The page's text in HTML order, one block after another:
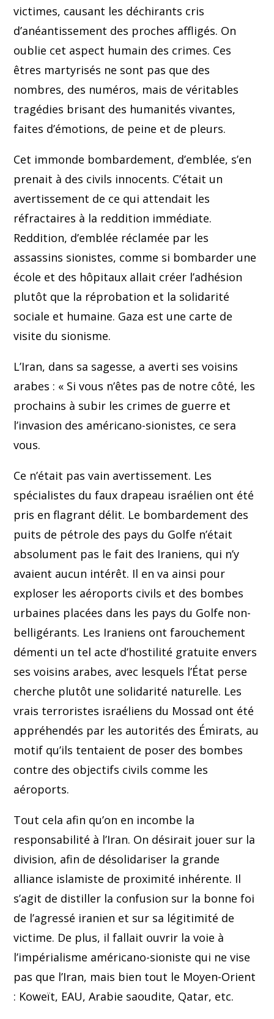
victimes, causant les déchirants cris
d’anéantissement des proches affligés. On
oublie cet aspect humain des crimes. Ces
êtres martyrisés ne sont pas que des
nombres, des numéros, mais de véritables
tragédies brisant des humanités vivantes,
faites d’émotions, de peine et de pleurs.
Cet immonde bombardement, d’emblée, s’en
prenait à des civils innocents. C’était un
avertissement de ce qui attendait les
réfractaires à la reddition immédiate.
Reddition, d’emblée réclamée par les
assassins sionistes, comme si bombarder une
école et des hôpitaux allait créer l’adhésion
plutôt que la réprobation et la solidarité
sociale et humaine. Gaza est une carte de
visite du sionisme.
L’Iran, dans sa sagesse, a averti ses voisins
arabes : « Si vous n’êtes pas de notre côté, les
prochains à subir les crimes de guerre et
l’invasion des américano-sionistes, ce sera
vous.
Ce n’était pas vain avertissement. Les
spécialistes du faux drapeau israélien ont été
pris en flagrant délit. Le bombardement des
puits de pétrole des pays du Golfe n’était
absolument pas le fait des Iraniens, qui n’y
avaient aucun intérêt. Il en va ainsi pour
exploser les aéroports civils et des bombes
urbaines placées dans les pays du Golfe non-
belligérants. Les Iraniens ont farouchement
démenti un tel acte d’hostilité gratuite envers
ses voisins arabes, avec lesquels l’État perse
cherche plutôt une solidarité naturelle. Les
vrais terroristes israéliens du Mossad ont été
appréhendés par les autorités des Émirats, au
motif qu’ils tentaient de poser des bombes
contre des objectifs civils comme les
aéroports.
Tout cela afin qu’on en incombe la
responsabilité à l’Iran. On désirait jouer sur la
division, afin de désolidariser la grande
alliance islamiste de proximité inhérente. Il
s’agit de distiller la confusion sur la bonne foi
de l’agressé iranien et sur sa légitimité de
victime. De plus, il fallait ouvrir la voie à
l’impérialisme américano-sioniste qui ne vise
pas que l’Iran, mais bien tout le Moyen-Orient
: Koweït, EAU, Arabie saoudite, Qatar, etc.